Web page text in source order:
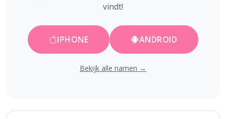
vindt!
IPHONE ANDROID
Bekijk alle namen →